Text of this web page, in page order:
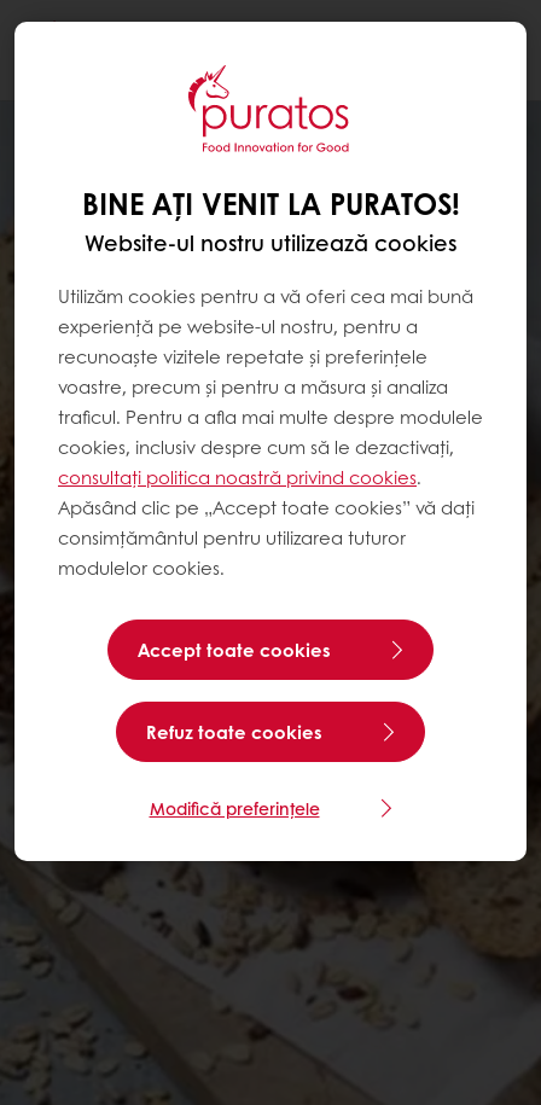
BINE AȚI VENIT LA PURATOS!
Website-ul nostru utilizează cookies
Utilizăm cookies pentru a vă oferi cea mai bună
experiență pe website-ul nostru, pentru a
recunoaște vizitele repetate și preferințele
voastre, precum și pentru a măsura și analiza
traficul. Pentru a afla mai multe despre modulele
cookies, inclusiv despre cum să le dezactivați,
consultați politica noastră privind cookies.
Apăsând clic pe „Accept toate cookies” vă dați
consimțământul pentru utilizarea tuturor
modulelor cookies.
Accept toate cookies
Refuz toate cookies
Modifică preferințele